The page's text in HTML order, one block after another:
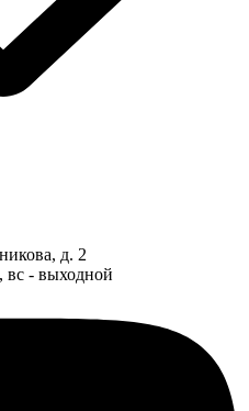
д. 2
вс - выходной